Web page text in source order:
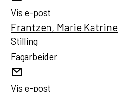
post
Vis e-post
Frantzen, Marie Katrine
Stilling
Fagarbeider
post
Vis e-post